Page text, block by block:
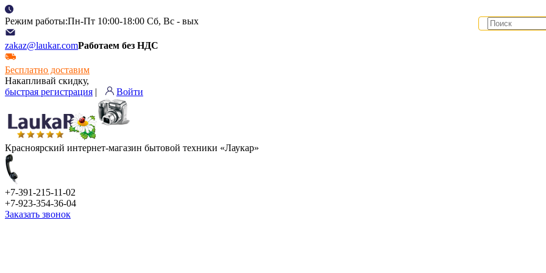
Режим работы:Пн-Пт 10:00-18:00 Сб, Вс - вых
zakaz@laukar.comРаботаем без НДС
Бесплатно доставим
Накапливай скидку,
быстрая регистрация | Войти
Красноярский интернет-магазин бытовой техники «Лаукар»
+7-391-215-11-02
+7-923-354-36-04
Заказать звонок